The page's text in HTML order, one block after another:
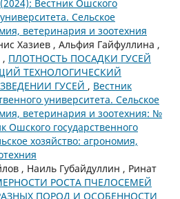
Вестник Ошского
Сельское
ветеринария и зоотехния
Хазиев , Альфия Гайфуллина ,
ПЛОТНОСТЬ ПОСАДКИ ГУСЕЙ
ТЕХНОЛОГИЧЕСКИЙ
ГУСЕЙ , Вестник
университета. Сельское
ветеринария и зоотехния: №
Ошского государственного
хозяйство: агрономия,
, Наиль Губайдуллин , Ринат
РОСТА ПЧЕЛОСЕМЕЙ
ПОРОД И ОСОБЕННОСТИ